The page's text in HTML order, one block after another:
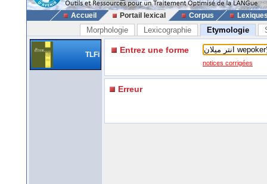
Accueil Portail lexical Corpus
Morphologie Lexicographie Etymologie
TLFi Entrez une forme
notices corrigées
Erreur